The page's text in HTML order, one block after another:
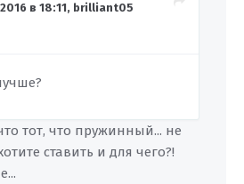
в 18:11, brilliant05
тот, что пружинный... не
ставить и для чего?!